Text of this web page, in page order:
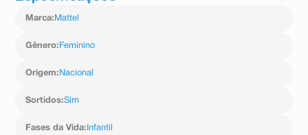
Marca: Mattel
Gênero: Feminino
Origem: Nacional
Sortidos:Sim
Fases da Vida: Infantil